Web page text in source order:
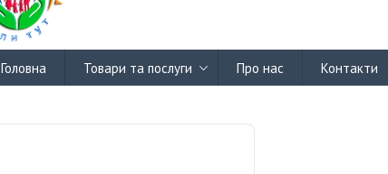
Головна Товари та послуги Про нас Контакти